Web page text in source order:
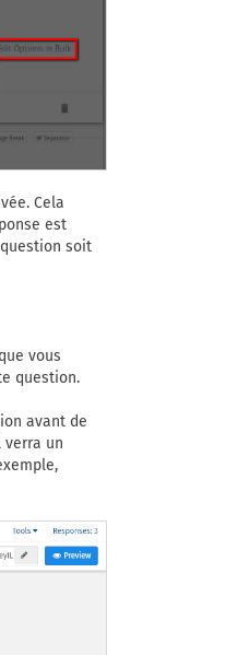
Cela
est
soit
vous
question.
avant de
verra un